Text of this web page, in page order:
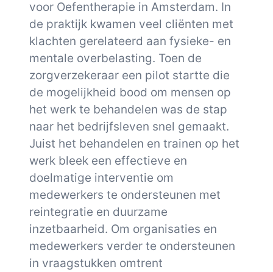
voor Oefentherapie in Amsterdam. In
de praktijk kwamen veel cliënten met
klachten gerelateerd aan fysieke- en
mentale overbelasting. Toen de
zorgverzekeraar een pilot startte die
de mogelijkheid bood om mensen op
het werk te behandelen was de stap
naar het bedrijfsleven snel gemaakt.
Juist het behandelen en trainen op het
werk bleek een effectieve en
doelmatige interventie om
medewerkers te ondersteunen met
reintegratie en duurzame
inzetbaarheid. Om organisaties en
medewerkers verder te ondersteunen
in vraagstukken omtrent